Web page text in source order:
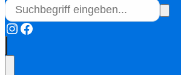
Instagram
Facebook